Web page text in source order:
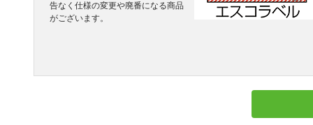
告なく仕様の変更や廃番になる商品
がございます。